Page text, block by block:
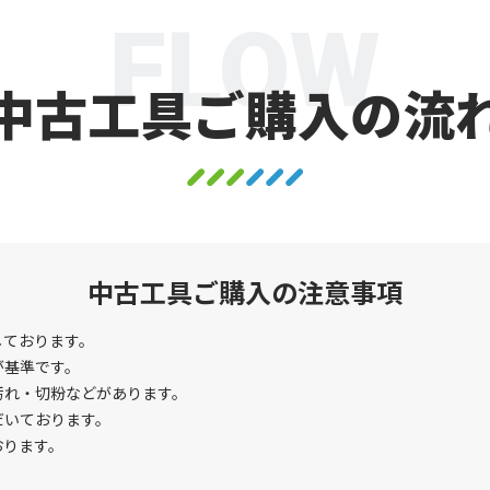
古工具ご購入の流
FLOW
中古工具ご購入の注意事項
おります。
準です。
・切粉などがあります。
ております。
ます。